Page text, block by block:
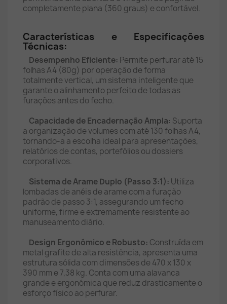
completamente plana (360 graus) e confortável.
Características e Especificações
Técnicas:
Desempenho Eficiente: Permite perfurar até 15
folhas A4 (80g) por operação de forma
totalmente vertical, um sistema inteligente que
garante o alinhamento perfeito de todas as
furações antes do fecho.
Capacidade de Encadernação Ampla: Suporta
a organização de volumes com até 130 folhas A4,
tornando-a a escolha ideal para apresentações,
relatórios de contas, portefólios ou dossiers
corporativos.
Sistema de Arame Duplo (Passo 3:1): Utiliza
lombadas de anéis de arame com a furação
padrão de passo 3:1, assegurando um fecho
uniforme, firme e extremamente resistente ao
manuseamento diário.
Design Ergonómico e Robusto: Construída em
metal grafite de alta resistência, apresenta uma
estrutura sólida com dimensões de 470 x 130 x
390 mm e 7,38 kg. Conta com uma alavanca
grande e ergonómica que reduz drasticamente o
esforço físico ao perfurar.